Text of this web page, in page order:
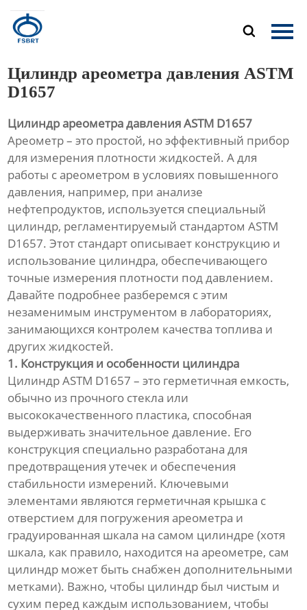

Главная
О Нас
Новости
Контакты
Цилиндр ареометра давления ASTM
D1657
Цилиндр ареометра давления ASTM D1657
Ареометр – это простой, но эффективный прибор
для измерения плотности жидкостей. А для
работы с ареометром в условиях повышенного
давления, например, при анализе
нефтепродуктов, используется специальный
цилиндр, регламентируемый стандартом ASTM
D1657. Этот стандарт описывает конструкцию и
использование цилиндра, обеспечивающего
точные измерения плотности под давлением.
Давайте подробнее разберемся с этим
незаменимым инструментом в лабораториях,
занимающихся контролем качества топлива и
других жидкостей.
1. Конструкция и особенности цилиндра
Цилиндр ASTM D1657 – это герметичная емкость,
обычно из прочного стекла или
высококачественного пластика, способная
выдерживать значительное давление. Его
конструкция специально разработана для
предотвращения утечек и обеспечения
стабильности измерений. Ключевыми
элементами являются герметичная крышка с
отверстием для погружения ареометра и
градуированная шкала на самом цилиндре (хотя
шкала, как правило, находится на ареометре, сам
цилиндр может быть снабжен дополнительными
метками). Важно, чтобы цилиндр был чистым и
сухим перед каждым использованием, чтобы